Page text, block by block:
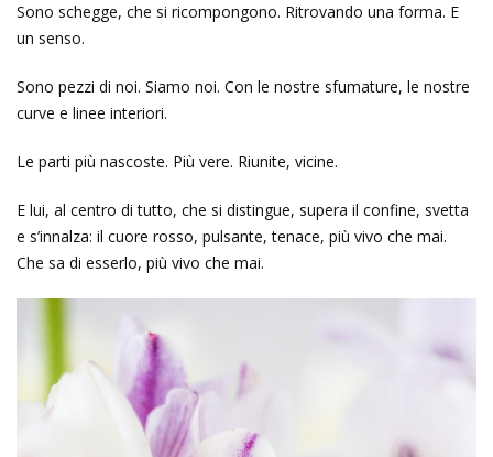
Sono schegge, che si ricompongono. Ritrovando una forma. E
un senso.
Sono pezzi di noi. Siamo noi. Con le nostre sfumature, le nostre
curve e linee interiori.
Le parti più nascoste. Più vere. Riunite, vicine.
E lui, al centro di tutto, che si distingue, supera il confine, svetta
e s’innalza: il cuore rosso, pulsante, tenace, più vivo che mai.
Che sa di esserlo, più vivo che mai.